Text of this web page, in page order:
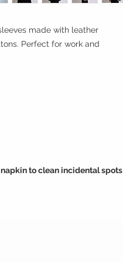
made with leather
Perfect for work and